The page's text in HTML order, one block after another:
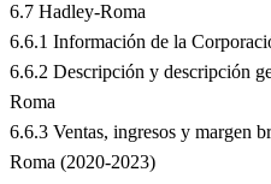
6.7 Hadley-Roma
6.6.1 Información de la
6.6.2 Descripción y descripción
Roma
6.6.3 Ventas, ingresos y margen
Roma (2020-2023)